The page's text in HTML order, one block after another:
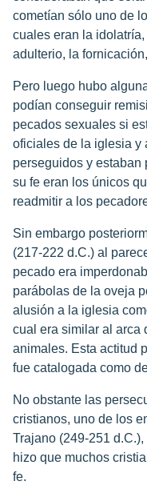
cometían sólo uno de
cuales eran la
adulterio, la
Pero luego hubo
podían conseguir
pecados sexuales si
oficiales de la iglesia y
perseguidos y estaban
su fe eran los únicos
readmitir a los
Sin embargo
(217-222 d.C.) al
pecado era
parábolas de la oveja
alusión a la iglesia
cual era similar al arca
animales. Esta actitud
fue catalogada como
No obstante las
cristianos, uno de los
Trajano (249-251
hizo que muchos
fe.